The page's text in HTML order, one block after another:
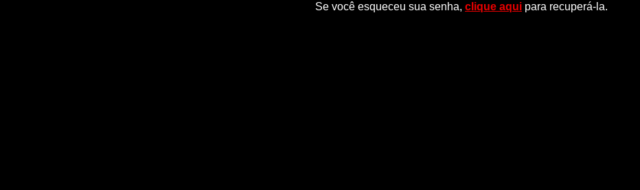
Se você esqueceu sua senha, clique aqui para recuperá-la.